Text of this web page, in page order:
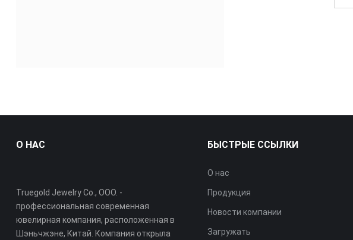
О НАС
Truegold Jewelry Co., ООО. -
профессиональная современная
ювелирная компания, расположенная в
Шэньчжэне, Китай. Компания открыла
БЫСТРЫЕ ССЫЛКИ
О нас
Продукция
Новости компании
Загружать